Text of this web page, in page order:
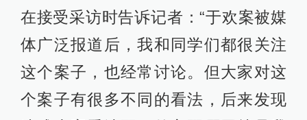
在接受采访时告诉记者：“于欢案被媒
体广泛报道后，我和同学们都很关注
这个案子，也经常讨论。但大家对这
个案子有很多不同的看法，后来发现